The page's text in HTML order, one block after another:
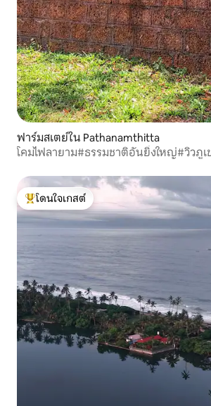
ฟาร์มสเตย์ใน Pathanamthitta
โคมไฟลายาม#ธรรมชาติอันยิ่งใหญ่#วิวภูเ
โดนใจเกสต์ที่สุด
โดนใจเกสต์